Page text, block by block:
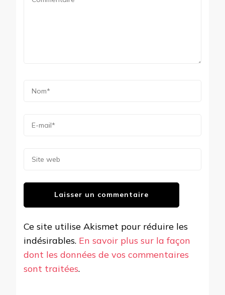
Ce site utilise Akismet pour réduire les
indésirables. En savoir plus sur la façon
dont les données de vos commentaires
sont traitées.